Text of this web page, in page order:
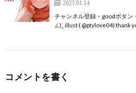
2023.01.14
チャンネル登録・goodボタン
∠)_ illust ( @ptylove04)
コメントを書く